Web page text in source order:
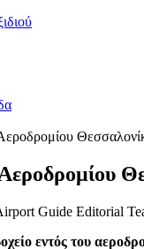
Guide Editorial
εντός του